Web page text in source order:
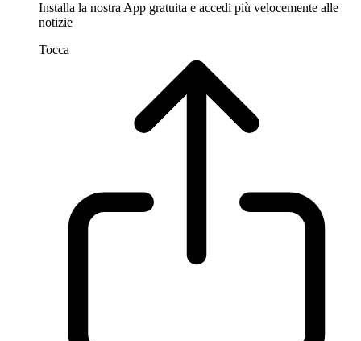
Installa la nostra App gratuita e accedi più velocemente alle
notizie
Tocca